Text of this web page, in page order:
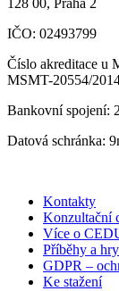
128 00, Praha 2
IČO: 02493799
Číslo akreditace u
MSMT-20554/
Bankovní spojení:
Datová schránka:
Kontakty
Konzultační
Více o
Příběhy a hry
GDPR –
Ke stažení